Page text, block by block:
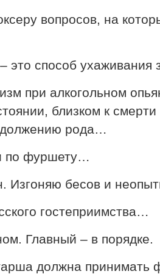
вопросов, на
это способ
при алкогольном
близком к
рода…
по фуршету…
Изгоняю бесов и
гостеприимства…
Главный – в порядке.
должна принимать